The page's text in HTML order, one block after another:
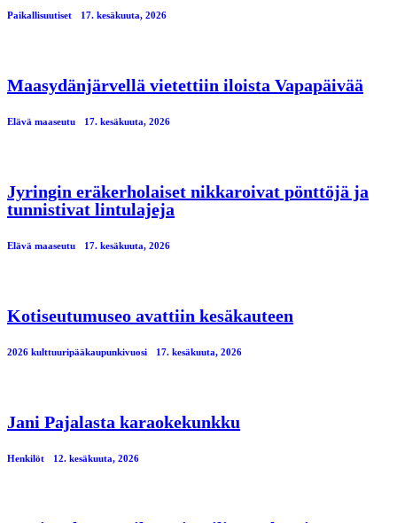
Paikallisuutiset 17. kesäkuuta, 2026
Maasydänjärvellä vietettiin iloista Vapapäivää
Elävä maaseutu 17. kesäkuuta, 2026
Jyringin eräkerholaiset nikkaroivat pönttöjä ja
tunnistivat lintulajeja
Elävä maaseutu 17. kesäkuuta, 2026
Kotiseutumuseo avattiin kesäkauteen
2026 kulttuuripääkaupunkivuosi 17. kesäkuuta, 2026
Jani Pajalasta karaokekunkku
Henkilöt 12. kesäkuuta, 2026